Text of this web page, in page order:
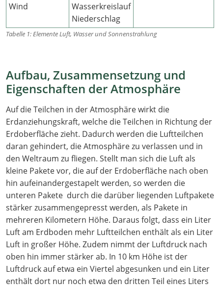
Wind
Wasserkreislauf
Niederschlag
Tabelle 1: Elemente Luft, Wasser und Sonnenstrahlung
Aufbau, Zusammensetzung und
Eigenschaften der Atmosphäre
Auf die Teilchen in der Atmosphäre wirkt die
Erdanziehungskraft, welche die Teilchen in Richtung der
Erdoberfläche zieht. Dadurch werden die Luftteilchen
daran gehindert, die Atmosphäre zu verlassen und in
den Weltraum zu fliegen. Stellt man sich die Luft als
kleine Pakete vor, die auf der Erdoberfläche nach oben
hin aufeinandergestapelt werden, so werden die
unteren Pakete durch die darüber liegenden Luftpakete
stärker zusammengepresst werden, als Pakete in
mehreren Kilometern Höhe. Daraus folgt, dass ein Liter
Luft am Erdboden mehr Luftteilchen enthält als ein Liter
Luft in großer Höhe. Zudem nimmt der Luftdruck nach
oben hin immer stärker ab. In 10 km Höhe ist der
Luftdruck auf etwa ein Viertel abgesunken und ein Liter
enthält dort nur noch etwa den dritten Teil eines Liters